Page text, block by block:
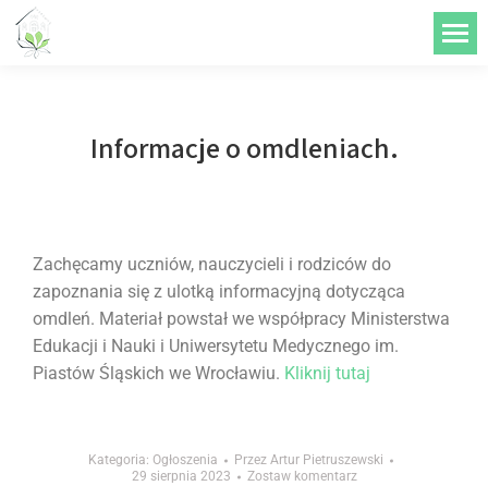
treści
Informacje o omdleniach.
Zachęcamy uczniów, nauczycieli i rodziców do
zapoznania się z ulotką informacyjną dotycząca
omdleń. Materiał powstał we współpracy Ministerstwa
Edukacji i Nauki i Uniwersytetu Medycznego im.
Piastów Śląskich we Wrocławiu. Kliknij tutaj
Kategoria: Ogłoszenia Przez Artur Pietruszewski
29 sierpnia 2023
Zostaw komentarz